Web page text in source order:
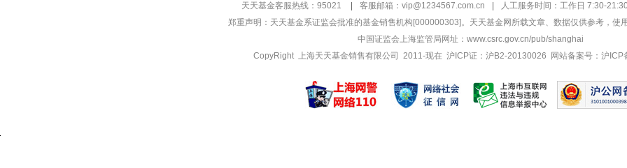
天天基金客服热线：95021
客服邮箱： vip@1234567.com.cn
人工服务时间：工作日 7:30-
郑重声明： 天天基金系证监会批准的基金销售机构[000000303]。天天基金网所载文章、数据仅供参考，使
中国证监会上海监管局网址： www.csrc.gov.cn/pub/shanghai
CopyRight 上海天天基金销售有限公司 2011-现在 沪ICP证：沪B2-20130026
网站备案号：沪